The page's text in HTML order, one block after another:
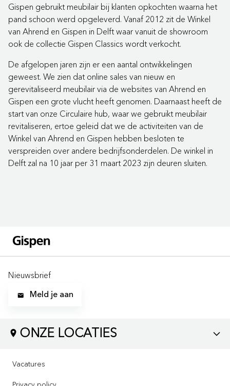
Gispen gebruikt meubilair bij klanten opkochten waarna het
pand schoon werd opgeleverd. Vanaf 2012 zit de Winkel
van Ahrend en Gispen in Delft waar vanuit de showroom
ook de collectie Gispen Classics wordt verkocht.
De afgelopen jaren zijn er een aantal ontwikkelingen
geweest. We zien dat online sales van nieuw en
gerevitaliseerd meubilair via de websites van Ahrend en
Gispen een grote vlucht heeft genomen. Daarnaast heeft de
start van onze Circulaire hub, waar we gebruikt meubilair
revitaliseren, ertoe geleid dat we de activiteiten van de
Winkel van Ahrend en Gispen hebben besloten te
verspreiden over andere bedrijfsonderdelen. De winkel in
Delft zal na 10 jaar per 31 maart 2023 zijn deuren sluiten.
Nieuwsbrief
Meld je aan
LOCATIES
ONZE LOCATIES
Vacatures